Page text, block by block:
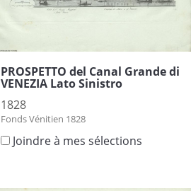
PROSPETTO del Canal Grande di
VENEZIA Lato Sinistro
1828
Fonds Vénitien 1828
Joindre à mes sélections